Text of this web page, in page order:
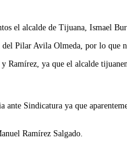
el alcalde de Tijuana, Ismael
Pilar Avila Olmeda, por lo que
ya que el alcalde
ante Sindicatura ya que
Ramírez Salgado.